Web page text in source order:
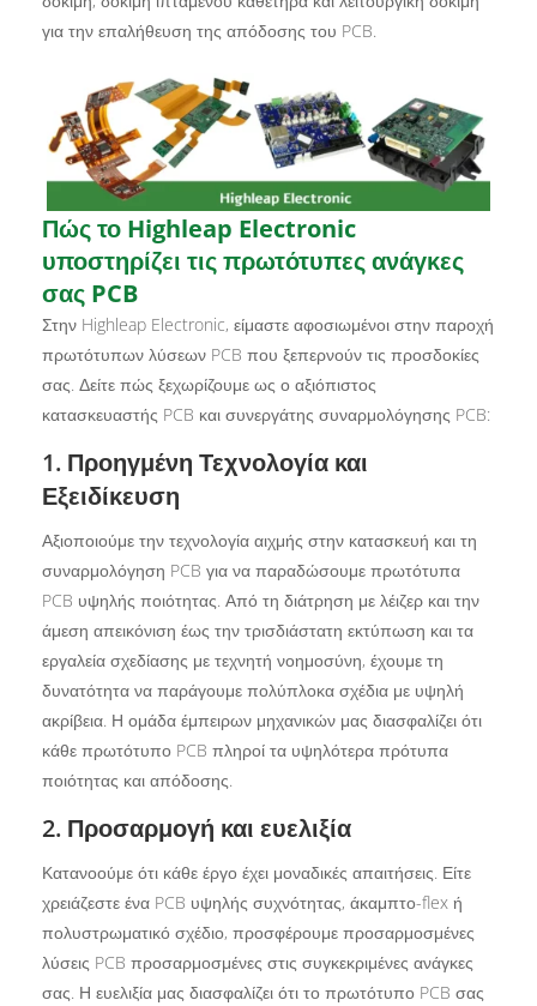
για την επαλήθευση της απόδοσης του PCB.
Πώς το Highleap Electronic
υποστηρίζει τις πρωτότυπες ανάγκες
σας PCB
Στην Highleap Electronic, είμαστε αφοσιωμένοι στην παροχή
πρωτότυπων λύσεων PCB που ξεπερνούν τις προσδοκίες
σας. Δείτε πώς ξεχωρίζουμε ως ο αξιόπιστος
κατασκευαστής PCB και συνεργάτης συναρμολόγησης PCB:
1. Προηγμένη Τεχνολογία και
Εξειδίκευση
Αξιοποιούμε την τεχνολογία αιχμής στην κατασκευή και τη
συναρμολόγηση PCB για να παραδώσουμε πρωτότυπα
PCB υψηλής ποιότητας. Από τη διάτρηση με λέιζερ και την
άμεση απεικόνιση έως την τρισδιάστατη εκτύπωση και τα
εργαλεία σχεδίασης με τεχνητή νοημοσύνη, έχουμε τη
δυνατότητα να παράγουμε πολύπλοκα σχέδια με υψηλή
ακρίβεια. Η ομάδα έμπειρων μηχανικών μας διασφαλίζει ότι
κάθε πρωτότυπο PCB πληροί τα υψηλότερα πρότυπα
ποιότητας και απόδοσης.
2. Προσαρμογή και ευελιξία
Κατανοούμε ότι κάθε έργο έχει μοναδικές απαιτήσεις. Είτε
χρειάζεστε ένα PCB υψηλής συχνότητας, άκαμπτο-flex ή
πολυστρωματικό σχέδιο, προσφέρουμε προσαρμοσμένες
λύσεις PCB προσαρμοσμένες στις συγκεκριμένες ανάγκες
σας. Η ευελιξία μας διασφαλίζει ότι το πρωτότυπο PCB σας